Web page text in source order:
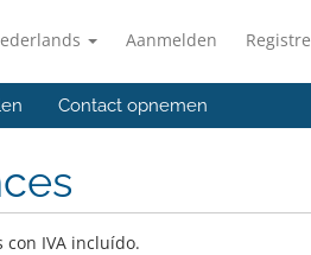
Aanmelden
Contact opnemen
con IVA incluído.